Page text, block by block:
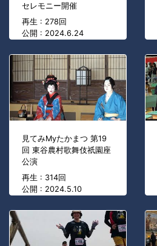
セレモニー開催
再生 : 278回
公開 : 2024.6.24
見てみMyたかまつ 第19
回 東谷農村歌舞伎祇園座
公演
再生 : 314回
公開 : 2024.5.10